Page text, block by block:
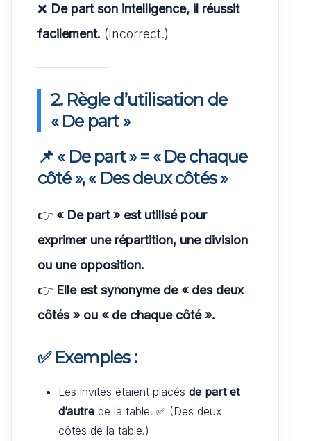
❌ De part son intelligence, il réussit
facilement. (Incorrect.)
2. Règle d’utilisation de
« De part »
📌 « De part » = « De chaque
côté », « Des deux côtés »
👉 « De part » est utilisé pour
exprimer une répartition, une division
ou une opposition.
👉 Elle est synonyme de « des deux
côtés » ou « de chaque côté ».
✅ Exemples :
Les invités étaient placés de part et
d’autre de la table. ✅ (Des deux
côtés de la table.)